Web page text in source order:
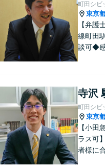
町田シビ
東京
【弁護
線町田
談可◆感
寺沢
町田シビ
東京
【小田
ラス可
者様に